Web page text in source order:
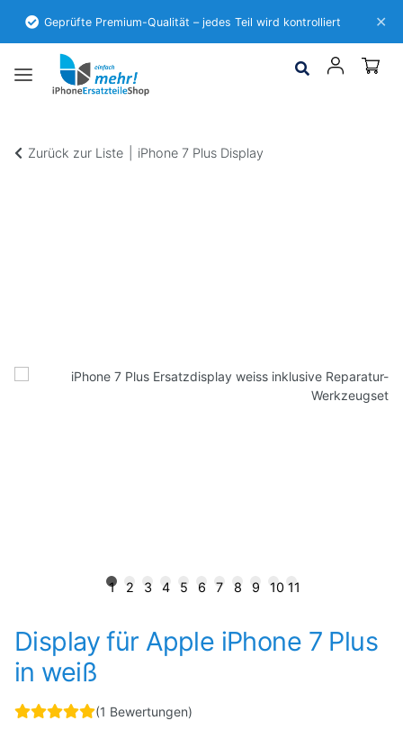
Geprüfte Premium-Qualität – jedes Teil wird kontrolliert ✕
Zurück zur Liste iPhone 7 Plus Display
1 2 3 4 5 6 7 8 9 10 11
Display für Apple iPhone 7 Plus
in weiß
(1 Bewertungen)